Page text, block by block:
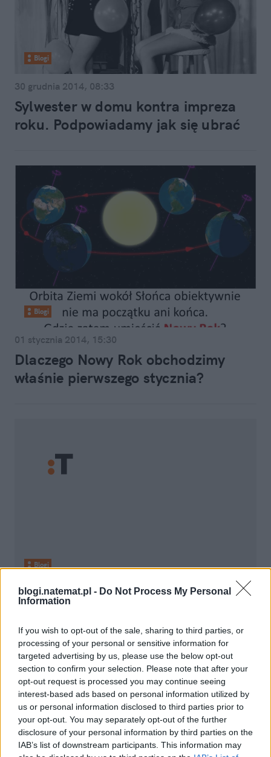
blogi.natemat.pl - Do Not Process My Personal
Information
If you wish to opt-out of the sale, sharing to third parties, or
processing of your personal or sensitive information for
targeted advertising by us, please use the below opt-out
section to confirm your selection. Please note that after your
opt-out request is processed you may continue seeing
interest-based ads based on personal information utilized by
us or personal information disclosed to third parties prior to
your opt-out. You may separately opt-out of the further
disclosure of your personal information by third parties on the
IAB’s list of downstream participants. This information may
Blogi
30 grudnia 2014, 08:33
Sylwester w domu kontra impreza
roku. Podpowiadamy jak się ubrać
Blogi
01 stycznia 2014, 15:30
Dlaczego Nowy Rok obchodzimy
właśnie pierwszego stycznia?
Blogi
31 grudnia 2013, 08:01